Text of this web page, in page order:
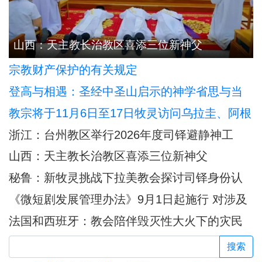
山西：天主教长治教区喜添三位新神父
宗教财产保护的有关规定
登高与相遇：圣经中圣山启示的神学省思与当
代意义
教宗将于11月6日至17日牧灵访问乌拉圭、阿根
廷和秘鲁
浙江：台州教区举行2026年度司铎避静神工
山西：天主教长治教区喜添三位新神父
秘鲁：新牧灵挑战下拉美教会探讨司铎身份认
同
《微短剧发展管理办法》9月1日起施行 对涉及
宗教内容的微短剧作出规定
法国和西班牙：教会陪伴毁灭性大火下的灾民
搜索